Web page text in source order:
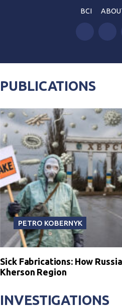
BCI
PUBLICATIONS
PETRO KOBERNYK
Sick Fabrications: How
Kherson Region
INVESTIGATIONS